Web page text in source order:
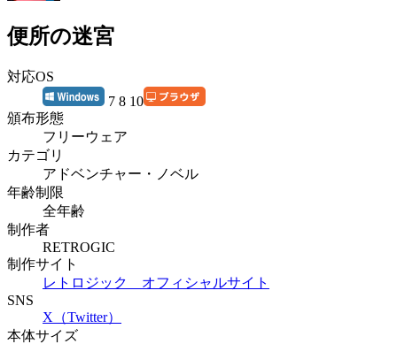
便所の迷宮
対応OS
7 8 10
頒布形態
フリーウェア
カテゴリ
アドベンチャー・ノベル
年齢制限
全年齢
制作者
RETROGIC
制作サイト
レトロジック オフィシャルサイト
SNS
X（Twitter）
本体サイズ